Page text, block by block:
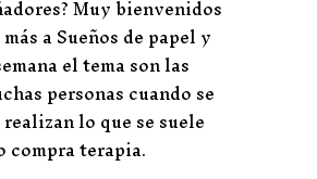
t
s
A
p
p
i p
a
r
t
i
r
Muy bienvenidos
a Sueños de papel y
el tema son las
personas cuando se
lo que se suele
compra terapia.